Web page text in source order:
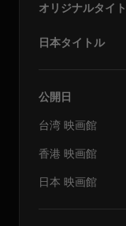
オリジナルタイ
日本タイトル
公開日
台湾 映画館
香港 映画館
日本 映画館